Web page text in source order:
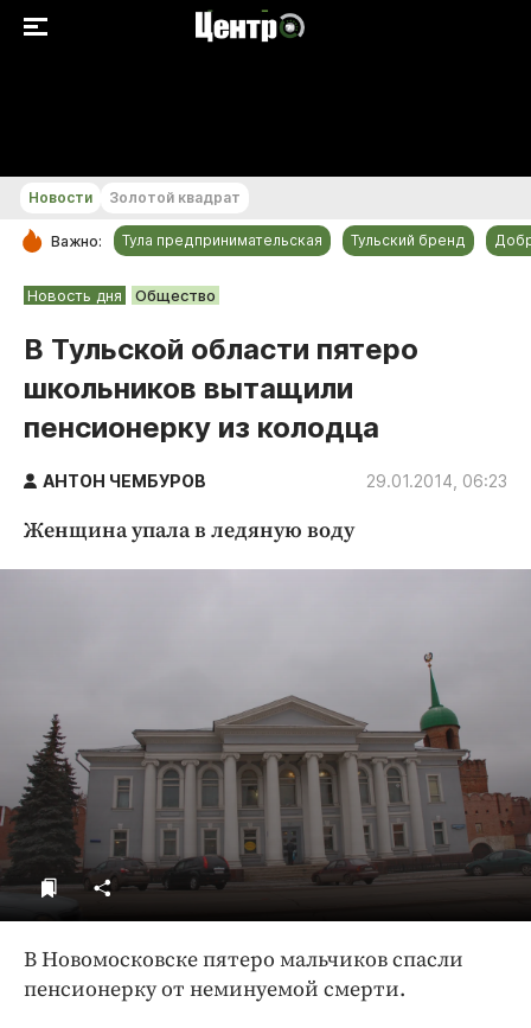
РУБРИКИ
Общество
Культура
Происшествия
Спорт
Тульский бренд
ДоброЦентр
Новости Золотой квадрат
Важно: Тула предпринимательская Тульский бренд
Новость дня Общество
В Тульской области пятеро
школьников вытащили
пенсионерку из колодца
АНТОН ЧЕМБУРОВ 29.01.2014, 06:23
Женщина упала в ледяную воду
В Новомосковске пятеро мальчиков спасли
пенсионерку от неминуемой смерти.